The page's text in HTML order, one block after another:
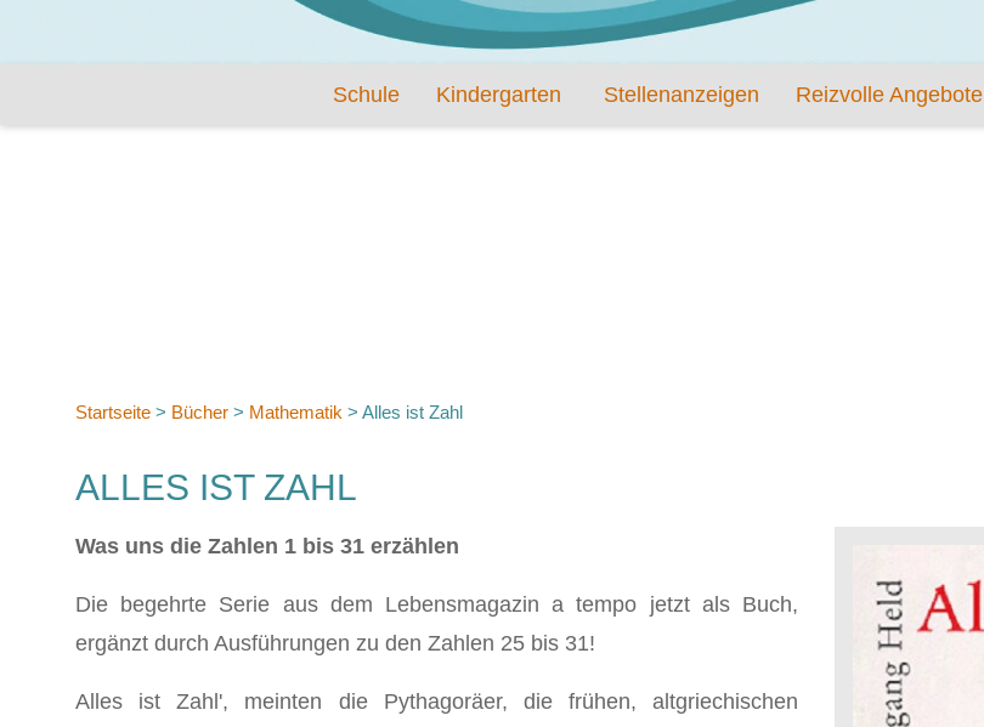
Schule Kindergarten Stellenanzeigen Reizvolle Angebote
Startseite > Bücher > Mathematik > Alles ist Zahl
ALLES IST ZAHL
Was uns die Zahlen 1 bis 31 erzählen
Die begehrte Serie aus dem Lebensmagazin a tempo jetzt als Buch,
ergänzt durch Ausführungen zu den Zahlen 25 bis 31!
Alles ist Zahl', meinten die Pythagoräer, die frühen, altgriechischen